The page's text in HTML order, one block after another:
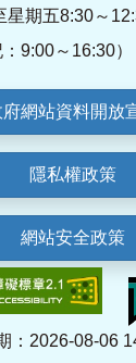
星期五8:30～
：9:00～16:30
府網站資料開放
隱私權政策
網站安全政策
：2026-08-06